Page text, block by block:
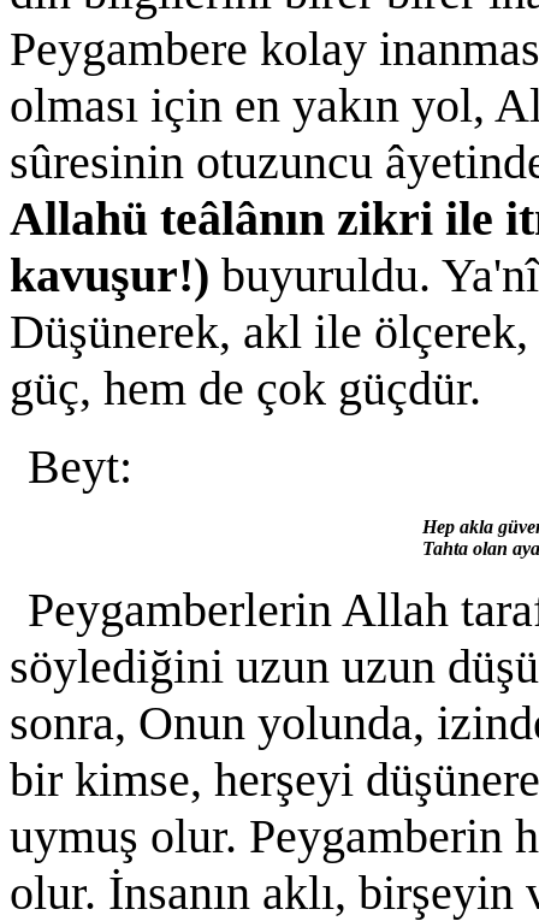
Peygambere kolay
olması için en yakın yol,
sûresinin otuzuncu
Allahü teâlânın zikri ile
kavuşur!) buyuruldu.
Düşünerek, akl ile
güç, hem de çok güçdür.
Beyt:
Hep akla
Tahta olan
Peygamberlerin Allah
söylediğini uzun uzun
sonra, Onun yolunda,
bir kimse, herşeyi
uymuş olur. Peygamberin
olur. İnsanın aklı,